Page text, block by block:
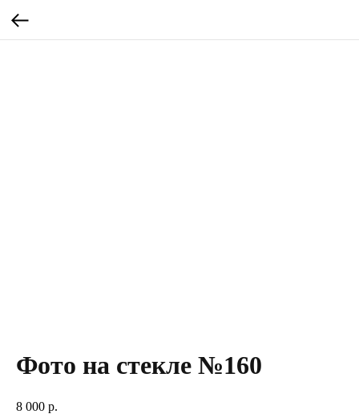
Фото на стекле №160
8 000 р.